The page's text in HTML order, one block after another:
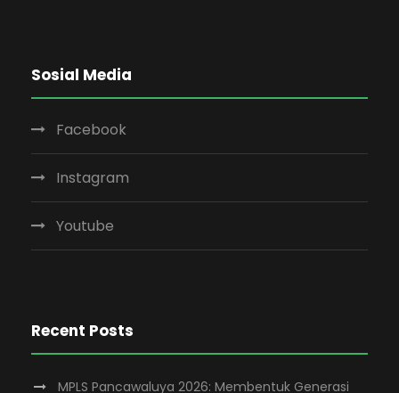
Sosial Media
Facebook
Instagram
Youtube
Recent Posts
MPLS Pancawaluya 2026: Membentuk Generasi